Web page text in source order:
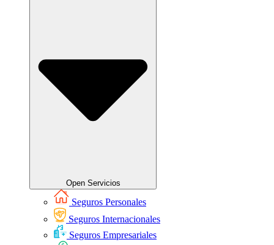
Open Servicios
Seguros Personales
Seguros Internacionales
Seguros Empresariales